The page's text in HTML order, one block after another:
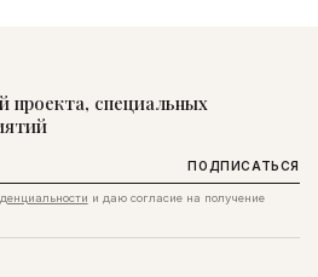
проекта, специальных
ПОДПИСАТЬСЯ
и даю согласие на получение